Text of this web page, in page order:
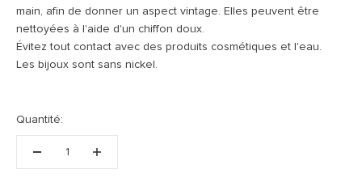
main, afin de donner un aspect vintage. Elles peuvent être
nettoyées à l'aide d'un chiffon doux.
Évitez tout contact avec des produits cosmétiques et l'eau.
Les bijoux sont sans nickel.
Quantité: